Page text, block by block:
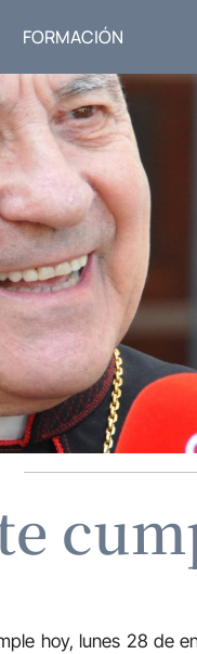
FORMACIÓN
hoy, lunes 28 de